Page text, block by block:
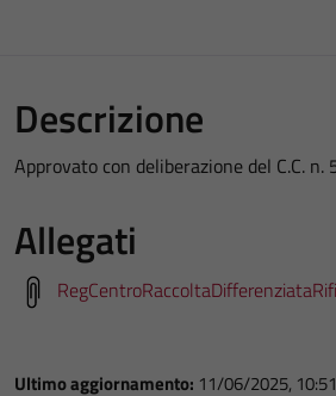
Descrizione
Approvato con deliberazione del C.C.
Allegati
Ultimo aggiornamento: 11/06/2025, 10:51